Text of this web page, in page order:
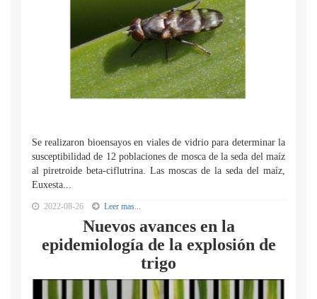
Se realizaron bioensayos en viales de vidrio para determinar la
susceptibilidad de 12 poblaciones de mosca de la seda del maíz
al piretroide beta-ciflutrina. Las moscas de la seda del maíz,
Euxesta...
2022-08-26 Leer mas...
Nuevos avances en la
epidemiología de la explosión de
trigo